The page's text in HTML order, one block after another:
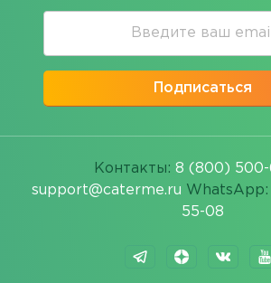
Подписаться
Контакты: 8 (800) 500-
support@caterme.ru WhatsApp:
55-08